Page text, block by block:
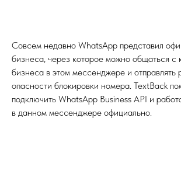
Совсем недавно WhatsApp представил
бизнеса, через которое можно общаться с
бизнеса в этом мессенджере и отправлять
опасности блокировки номера. TextBack
подключить WhatsApp Business API и
в данном мессенджере официально.